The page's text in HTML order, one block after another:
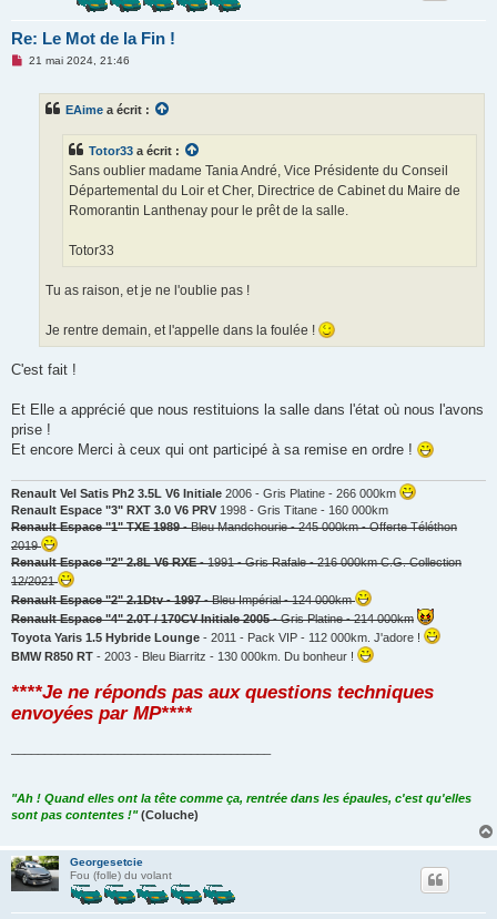
Re: Le Mot de la Fin !
M21 mai 2024, 21:46
EAime a écrit :
Totor33 a écrit :
Sans oublier madame Tania André, Vice Présidente du Conseil
Départemental du Loir et Cher, Directrice de Cabinet du Maire de
Romorantin Lanthenay pour le prêt de la salle.
Totor33
Tu as raison, et je ne l'oublie pas !
Je rentre demain, et l'appelle dans la foulée !
C'est fait !
Et Elle a apprécié que nous restituions la salle dans l'état où nous l'avons
prise !
Et encore Merci à ceux qui ont participé à sa remise en ordre !
Renault Vel Satis Ph2 3.5L V6 Initiale 2006 - Gris Platine - 266 000km
Renault Espace "3" RXT 3.0 V6 PRV 1998 - Gris Titane - 160 000km
Renault Espace "1" TXE 1989- Bleu Mandchourie - 245 000km - Offerte Téléthon
2019
Renault Espace "2" 2.8L V6 RXE- 1991 - Gris Rafale - 216 000km C.G. Collection
12/2021
Renault Espace "2" 2.1Dtv - 1997- Bleu Impérial - 124 000km
Renault Espace "4" 2.0T / 170CV Initiale 2005- Gris Platine - 214 000km
Toyota Yaris 1.5 Hybride Lounge - 2011 - Pack VIP - 112 000km. J'adore !
BMW R850 RT - 2003 - Bleu Biarritz - 130 000km. Du bonheur !
****Je ne réponds pas aux questions techniques
envoyées par MP****
"Ah ! Quand elles ont la tête comme ça, rentrée dans les épaules, c'est qu'elles
sont pas contentes !" (Coluche)
Georgesetcie
Fou (folle) du volant